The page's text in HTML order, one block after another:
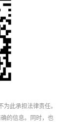
此承担法律责任。
的信息。同时，也